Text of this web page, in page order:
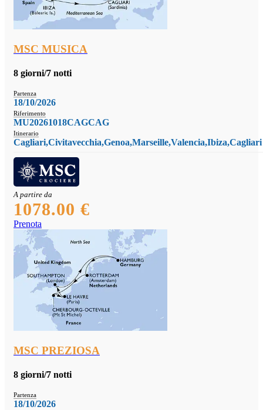
MSC MUSICA
8 giorni/7 notti
Partenza
18/10/2026
Riferimento
MU20261018CAGCAG
Itinerario
Cagliari,Civitavecchia,Genoa,Marseille,Valencia,Ibiza,Cagliari
A partire da
1078.00 €
Prenota
MSC PREZIOSA
8 giorni/7 notti
Partenza
18/10/2026